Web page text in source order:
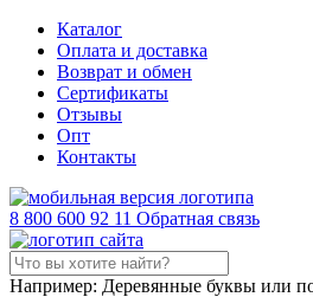
Каталог
Оплата и доставка
Возврат и обмен
Сертификаты
Отзывы
Опт
Контакты
8 800 600 92 11 Обратная связь
Например: Деревянные буквы или